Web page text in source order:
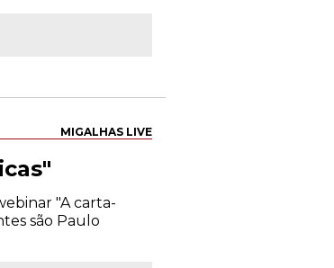
MIGALHAS LIVE
"A carta-
são Paulo